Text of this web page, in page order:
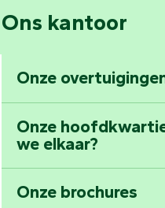
Ons kantoor
Onze
Onze
we elkaar?
Onze brochures
de dienst
van de dienst:
L. 211-14, III van het
kan het Office du
en de klant alle
zonder dat er een
is, als: